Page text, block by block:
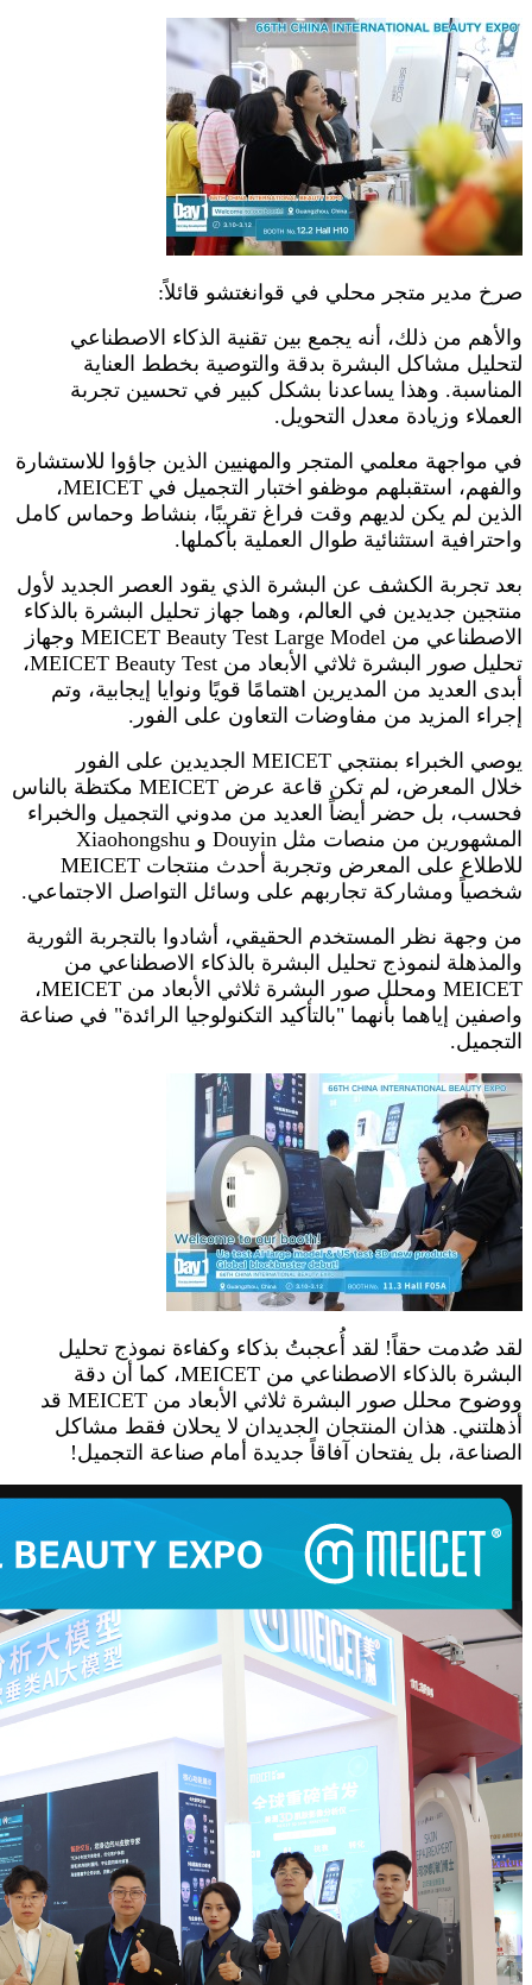
صرخ مدير متجر محلي في قوانغتشو قائلاً:
والأهم من ذلك، أنه يجمع بين تقنية الذكاء الاصطناعي
لتحليل مشاكل البشرة بدقة والتوصية بخطط العناية
المناسبة. وهذا يساعدنا بشكل كبير في تحسين تجربة
العملاء وزيادة معدل التحويل.
في مواجهة معلمي المتجر والمهنيين الذين جاؤوا للاستشارة
والفهم، استقبلهم موظفو اختبار التجميل في MEICET،
الذين لم يكن لديهم وقت فراغ تقريبًا، بنشاط وحماس كامل
واحترافية استثنائية طوال العملية بأكملها.
بعد تجربة الكشف عن البشرة الذي يقود العصر الجديد لأول
منتجين جديدين في العالم، وهما جهاز تحليل البشرة بالذكاء
الاصطناعي من MEICET Beauty Test Large Model وجهاز
تحليل صور البشرة ثلاثي الأبعاد من MEICET Beauty Test،
أبدى العديد من المديرين اهتمامًا قويًا ونوايا إيجابية، وتم
إجراء المزيد من مفاوضات التعاون على الفور.
يوصي الخبراء بمنتجي MEICET الجديدين على الفور
خلال المعرض، لم تكن قاعة عرض MEICET مكتظة بالناس
فحسب، بل حضر أيضاً العديد من مدوني التجميل والخبراء
المشهورين من منصات مثل Douyin و Xiaohongshu
للاطلاع على المعرض وتجربة أحدث منتجات MEICET
شخصياً ومشاركة تجاربهم على وسائل التواصل الاجتماعي.
من وجهة نظر المستخدم الحقيقي، أشادوا بالتجربة الثورية
والمذهلة لنموذج تحليل البشرة بالذكاء الاصطناعي من
MEICET ومحلل صور البشرة ثلاثي الأبعاد من MEICET،
واصفين إياهما بأنهما "بالتأكيد التكنولوجيا الرائدة" في صناعة
التجميل.
لقد صُدمت حقاً! لقد أُعجبتُ بذكاء وكفاءة نموذج تحليل
البشرة بالذكاء الاصطناعي من MEICET، كما أن دقة
ووضوح محلل صور البشرة ثلاثي الأبعاد من MEICET قد
أذهلتني. هذان المنتجان الجديدان لا يحلان فقط مشاكل
الصناعة، بل يفتحان آفاقاً جديدة أمام صناعة التجميل!